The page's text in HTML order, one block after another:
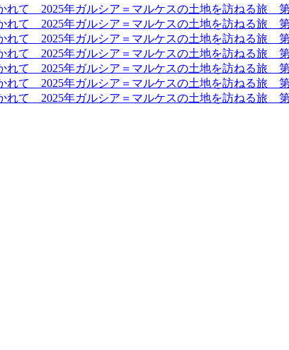
れて 2025年ガルシア＝マルケスの土地を訪ねる旅
れて 2025年ガルシア＝マルケスの土地を訪ねる旅
れて 2025年ガルシア＝マルケスの土地を訪ねる旅
れて 2025年ガルシア＝マルケスの土地を訪ねる旅
れて 2025年ガルシア＝マルケスの土地を訪ねる旅
れて 2025年ガルシア＝マルケスの土地を訪ねる旅
れて 2025年ガルシア＝マルケスの土地を訪ねる旅